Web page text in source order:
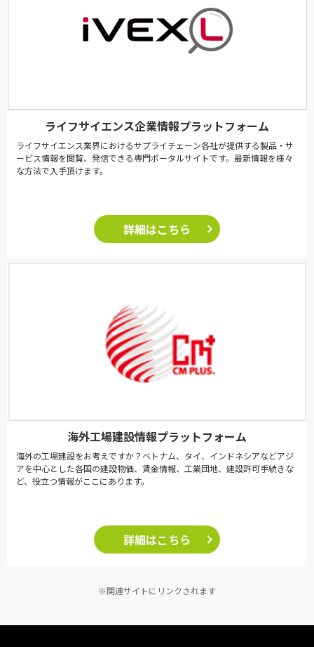
ライフサイエンス企業情報プラットフォーム
ライフサイエンス業界におけるサプライチェーン各社が提供する製品・サ
ービス情報を閲覧、発信できる専門ポータルサイトです。最新情報を様々
な方法で入手頂けます。
詳細はこちら
海外工場建設情報プラットフォーム
海外の工場建設をお考えですか？ベトナム、タイ、インドネシアなどアジ
アを中心とした各国の建設物価、賃金情報、工業団地、建設許可手続きな
ど、役立つ情報がここにあります。
詳細はこちら
※関連サイトにリンクされます